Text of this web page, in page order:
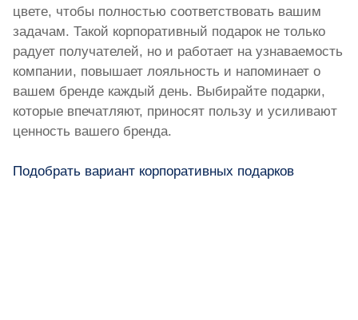
цвете, чтобы полностью соответствовать вашим
задачам. Такой корпоративный подарок не только
радует получателей, но и работает на узнаваемость
компании, повышает лояльность и напоминает о
вашем бренде каждый день. Выбирайте подарки,
которые впечатляют, приносят пользу и усиливают
ценность вашего бренда.
Подобрать вариант корпоративных подарков